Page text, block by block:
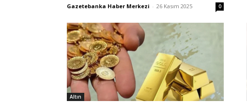
Gazetebanka Haber Merkezi - 26 Kasım 2025 0
Altın